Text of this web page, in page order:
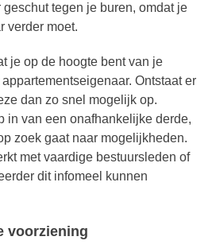
tegen je buren, omdat je
verder moet.
je op de hoogte bent van je
Ontstaat er
dan zo snel mogelijk op.
in van een onafhankelijke derde,
zoek gaat naar mogelijkheden.
met vaardige bestuursleden of
dit infomeel kunnen
voorziening